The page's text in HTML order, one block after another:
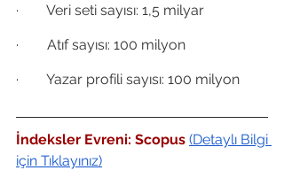
·        Veri seti sayısı: 1,5 milyar
·        Atıf sayısı: 100 milyon
·        Yazar profili sayısı: 100 milyon
İndeksler Evreni: Scopus (Detaylı Bilgi
için Tıklayınız)